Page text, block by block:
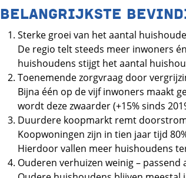
BELANGRIJKSTE
Sterke groei van het aantal
De regio telt steeds meer inwoners
huishoudens stijgt het aantal
Toenemende zorgvraag door
Bijna één op de vijf inwoners maakt
wordt deze zwaarder (+15% sinds
Duurdere koopmarkt remt
Koopwoningen zijn in tien jaar tijd
Hierdoor vallen meer huishoudens
Ouderen verhuizen weinig – passend